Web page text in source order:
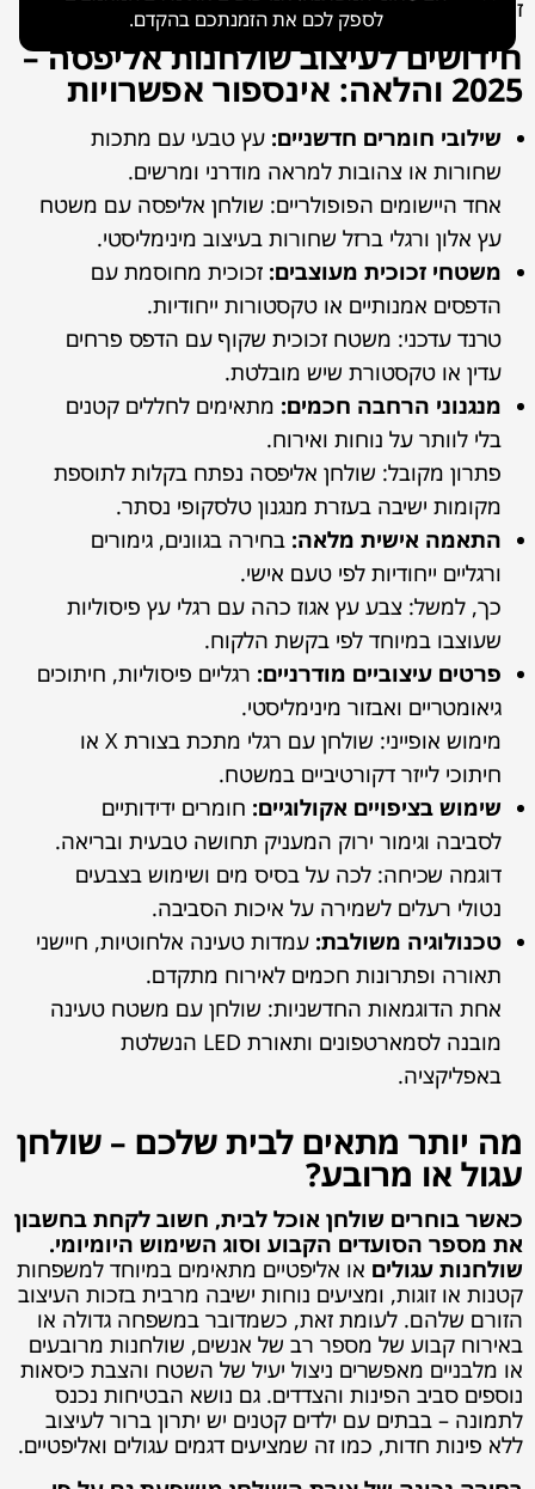
לספק לכם את הזמנתכם בהקדם.
זמן.
חידושים לעיצוב שולחנות אליפסה –
2025 והלאה: אינספור אפשרויות
שילובי חומרים חדשניים: עץ טבעי עם מתכות
שחורות או צהובות למראה מודרני ומרשים.
אחד היישומים הפופולריים: שולחן אליפסה עם משטח
עץ אלון ורגלי ברזל שחורות בעיצוב מינימליסטי.
משטחי זכוכית מעוצבים: זכוכית מחוסמת עם
הדפסים אמנותיים או טקסטורות ייחודיות.
טרנד עדכני: משטח זכוכית שקוף עם הדפס פרחים
עדין או טקסטורת שיש מובלטת.
מנגנוני הרחבה חכמים: מתאימים לחללים קטנים
בלי לוותר על נוחות ואירוח.
פתרון מקובל: שולחן אליפסה נפתח בקלות לתוספת
מקומות ישיבה בעזרת מנגנון טלסקופי נסתר.
התאמה אישית מלאה: בחירה בגוונים, גימורים
ורגליים ייחודיות לפי טעם אישי.
כך, למשל: צבע עץ אגוז כהה עם רגלי עץ פיסוליות
שעוצבו במיוחד לפי בקשת הלקוח.
פרטים עיצוביים מודרניים: רגליים פיסוליות, חיתוכים
גיאומטריים ואבזור מינימליסטי.
מימוש אופייני: שולחן עם רגלי מתכת בצורת X או
חיתוכי לייזר דקורטיביים במשטח.
שימוש בציפויים אקולוגיים: חומרים ידידותיים
לסביבה וגימור ירוק המעניק תחושה טבעית ובריאה.
דוגמה שכיחה: לכה על בסיס מים ושימוש בצבעים
נטולי רעלים לשמירה על איכות הסביבה.
טכנולוגיה משולבת: עמדות טעינה אלחוטיות, חיישני
תאורה ופתרונות חכמים לאירוח מתקדם.
אחת הדוגמאות החדשניות: שולחן עם משטח טעינה
מובנה לסמארטפונים ותאורת LED הנשלטת
באפליקציה.
מה יותר מתאים לבית שלכם – שולחן
עגול או מרובע?
כאשר בוחרים שולחן אוכל לבית, חשוב לקחת בחשבון
את מספר הסועדים הקבוע וסוג השימוש היומיומי.
שולחנות עגולים או אליפטיים מתאימים במיוחד למשפחות
קטנות או זוגות, ומציעים נוחות ישיבה מרבית בזכות העיצוב
הזורם שלהם. לעומת זאת, כשמדובר במשפחה גדולה או
באירוח קבוע של מספר רב של אנשים, שולחנות מרובעים
או מלבניים מאפשרים ניצול יעיל של השטח והצבת כיסאות
נוספים סביב הפינות והצדדים. גם נושא הבטיחות נכנס
לתמונה – בבתים עם ילדים קטנים יש יתרון ברור לעיצוב
ללא פינות חדות, כמו זה שמציעים דגמים עגולים ואליפטיים.